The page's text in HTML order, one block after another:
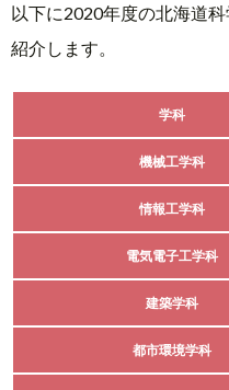
以下に2020年度の北海道
紹介します。
学科
機械工学科
情報工学科
電気電子工学科
建築学科
都市環境学科